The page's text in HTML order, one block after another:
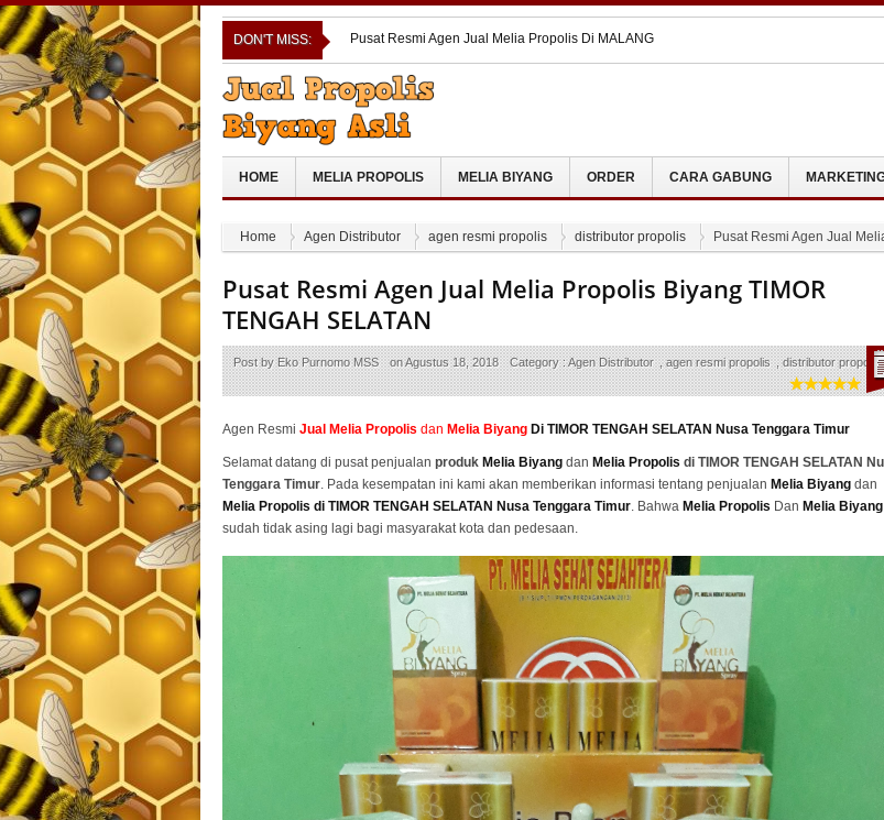
DON'T MISS:
Pusat Resmi Agen Jual Melia Propolis Di MALANG
Pusat Resmi Agen Jual Melia Propolis Di SEMARANG
Pusat Resmi Agen Jual Melia Propolis Biyang ACEH BARAT
Cara Ampuh Atasi Lupus Dengan Melia Propolis
Pusat Resmi Agen Jual Melia Propolis Di MUARA ENIM
HOME
MELIA PROPOLIS MELIA BIYANG ORDER CARA GABUNG
Home Agen Distributor agen resmi propolis distributor propolis Pusat Resmi Agen Jual
Pusat Resmi Agen Jual Melia Propolis Biyang TIMOR
TENGAH SELATAN
Post byEko Purnomo MSS onAgustus 18, 2018 Category :Agen Distributor ,agen resmi propolis ,distributor propolis
Agen Resmi Jual Melia Propolis dan Melia Biyang Di TIMOR TENGAH SELATAN Nusa Tenggara Timur
Selamat datang di pusat penjualan produk Melia Biyang dan Melia Propolis di TIMOR TENGAH SELATAN
Tenggara Timur. Pada kesempatan ini kami akan memberikan informasi tentang penjualan Melia Biyang dan
Melia Propolis di TIMOR TENGAH SELATAN Nusa Tenggara Timur. Bahwa Melia Propolis Dan Melia Biyang
sudah tidak asing lagi bagi masyarakat kota dan pedesaan.